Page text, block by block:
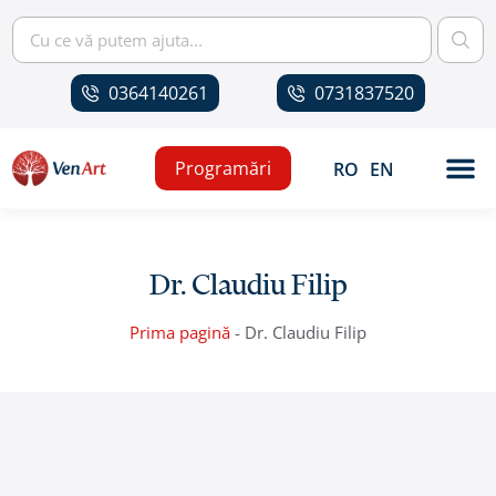
0364140261 0731837520
RO EN
Programări
Dr. Claudiu Filip
Prima pagină - Dr. Claudiu Filip